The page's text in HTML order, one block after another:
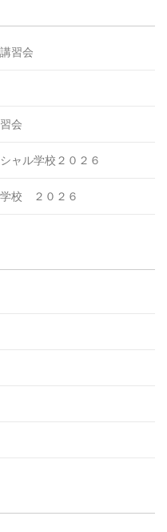
習会
会
ャル学校２０２６
学校 ２０２６